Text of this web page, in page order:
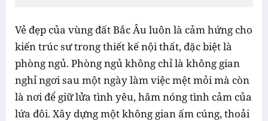
Vẻ đẹp của vùng đất Bắc Âu luôn là cảm hứng cho
kiến trúc sư trong thiết kế nội thất, đặc biệt là
phòng ngủ. Phòng ngủ không chỉ là không gian
nghỉ ngơi sau một ngày làm việc mệt mỏi mà còn
là nơi để giữ lửa tình yêu, hâm nóng tình cảm của
lứa đôi. Xây dựng một không gian ấm cúng, thoải